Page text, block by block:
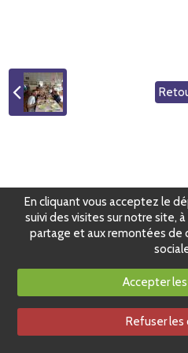
En cliquant vous acceptez le
suivi des visites sur notre site,
partage et aux remontées
Accepter
Refuser les